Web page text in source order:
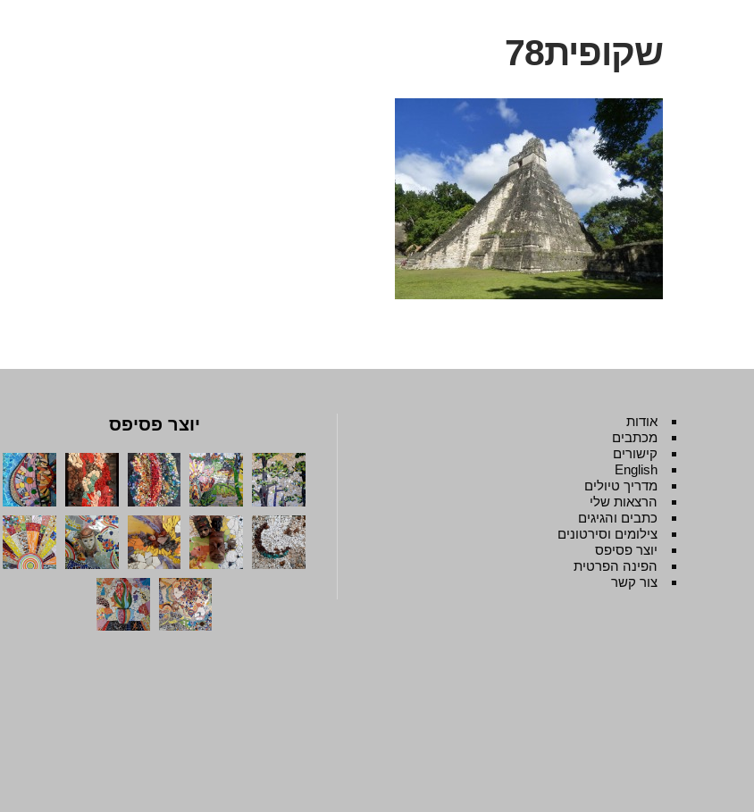
שקופית78
אודות
מכתבים
קישורים
English
מדריך טיולים
הרצאות שלי
כתבים והגיגים
צילומים וסירטונים
יוצר פסיפס
הפינה הפרטית
צור קשר
יוצר פסיפס